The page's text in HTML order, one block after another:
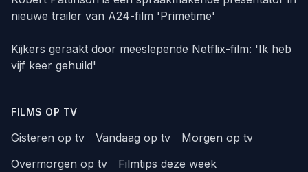
nieuwe trailer van A24-film 'Primetime'
Kijkers geraakt door meeslepende Netflix-film: 'Ik heb
vijf keer gehuild'
FILMS OP TV
Gisteren op tv Vandaag op tv
Morgen op tv
Overmorgen op tv
Filmtips deze week